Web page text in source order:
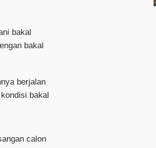
bakal
bakal
berjalan
bakal
calon